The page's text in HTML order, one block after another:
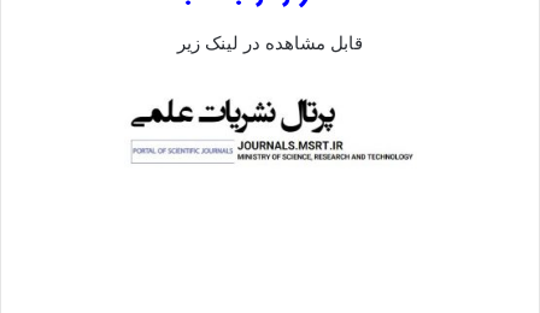
قابل مشاهده در لینک زیر